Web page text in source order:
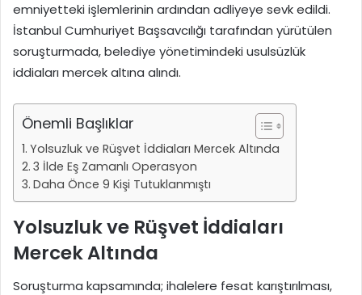
emniyetteki işlemlerinin ardından adliyeye sevk edildi.
İstanbul Cumhuriyet Başsavcılığı tarafından yürütülen
soruşturmada, belediye yönetimindeki usulsüzlük
iddiaları mercek altına alındı.
Önemli Başlıklar
Yolsuzluk ve Rüşvet İddiaları Mercek Altında
3 İlde Eş Zamanlı Operasyon
Daha Önce 9 Kişi Tutuklanmıştı
Yolsuzluk ve Rüşvet İddiaları
Mercek Altında
Soruşturma kapsamında; ihalelere fesat karıştırılması,